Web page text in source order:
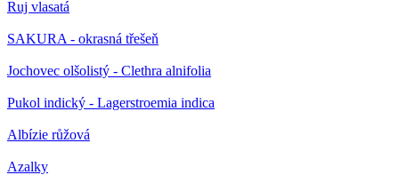
Ruj vlasatá
SAKURA - okrasná třešeň
Jochovec olšolistý - Clethra alnifolia
Pukol indický - Lagerstroemia indica
Albízie růžová
Azalky